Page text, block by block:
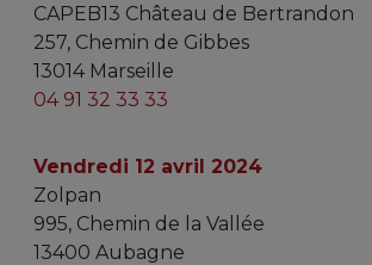
CAPEB13 Château de Bertrandon
257, Chemin de Gibbes
13014 Marseille
04 91 32 33 33
Vendredi 12 avril 2024
Zolpan
995, Chemin de la Vallée
13400 Aubagne